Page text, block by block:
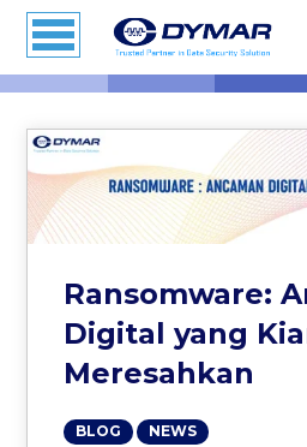
Ransomware:
Digital yang
Meresahkan
BLOG NEWS